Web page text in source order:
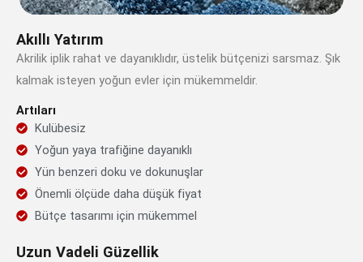
Akıllı Yatırım
Akrilik iplik rahat ve dayanıklıdır, üstelik bütçenizi sarsmaz. Şık
kalmak isteyen yoğun evler için mükemmeldir.
Artıları
Kulübesiz
Yoğun yaya trafiğine dayanıklı
Yün benzeri doku ve dokunuşlar
Önemli ölçüde daha düşük fiyat
Bütçe tasarımı için mükemmel
Uzun Vadeli Güzellik